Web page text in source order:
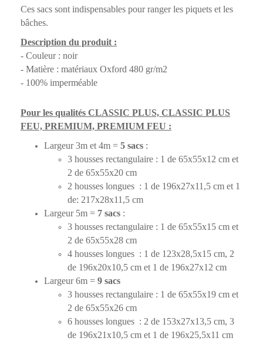
Ces sacs sont indispensables pour ranger les piquets et les
bâches.
Description du produit :
- Couleur : noir
- Matière : matériaux Oxford 480 gr/m2
- 100% imperméable
Pour les qualités CLASSIC PLUS, CLASSIC PLUS
FEU, PREMIUM, PREMIUM FEU :
Largeur 3m et 4m = 5 sacs :
3 housses rectangulaire : 1 de 65x55x12 cm et
2 de 65x55x20 cm
2 housses longues : 1 de 196x27x11,5 cm et 1
de: 217x28x11,5 cm
Largeur 5m = 7 sacs :
3 housses rectangulaire : 1 de 65x55x15 cm et
2 de 65x55x28 cm
4 housses longues : 1 de 123x28,5x15 cm, 2
de 196x20x10,5 cm et 1 de 196x27x12 cm
Largeur 6m = 9 sacs
3 housses rectangulaire : 1 de 65x55x19 cm et
2 de 65x55x26 cm
6 housses longues : 2 de 153x27x13,5 cm, 3
de 196x21x10,5 cm et 1 de 196x25,5x11 cm